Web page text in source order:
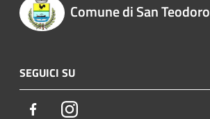
Comune di San Teodoro
SEGUICI SU
FacebookInstagram